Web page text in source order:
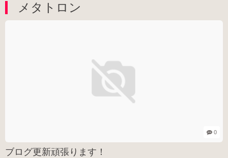
メタトロン
0
ブログ更新頑張ります！